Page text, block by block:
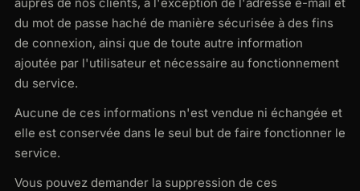
du mot de passe haché de manière sécurisée à des fins
de connexion, ainsi que de toute autre information
ajoutée par l'utilisateur et nécessaire au fonctionnement
du service.
Aucune de ces informations n'est vendue ni échangée et
elle est conservée dans le seul but de faire fonctionner le
service.
Vous pouvez demander la suppression de ces